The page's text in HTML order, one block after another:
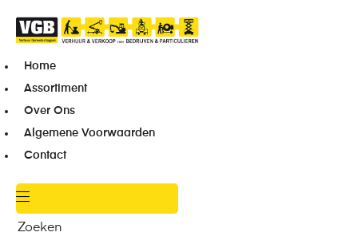
Home
Assortiment
Over Ons
Algemene Voorwaarden
Contact
Zoeken